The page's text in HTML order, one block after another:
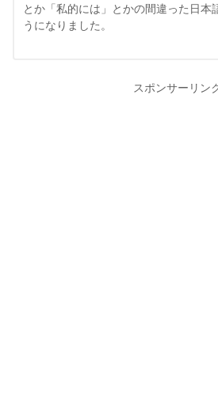
とか「私的には」とかの間違った日本
うになりました。
スポンサーリン